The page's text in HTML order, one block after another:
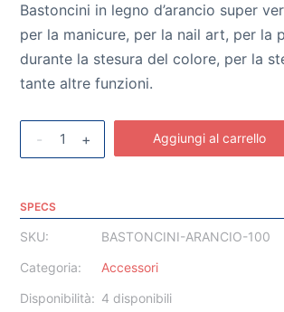
Bastoncini in legno d’arancio super
per la manicure, per la nail art, per la
durante la stesura del colore, per la
tante altre funzioni.
- + Aggiungi al carrello
SPECS
SKU:
BASTONCINI-ARANCIO-100
Categoria:
Accessori
Disponibilità: 4 disponibili